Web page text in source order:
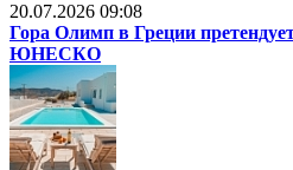
20.07.2026 09:08
Гора Олимп в Греции
ЮНЕСКО